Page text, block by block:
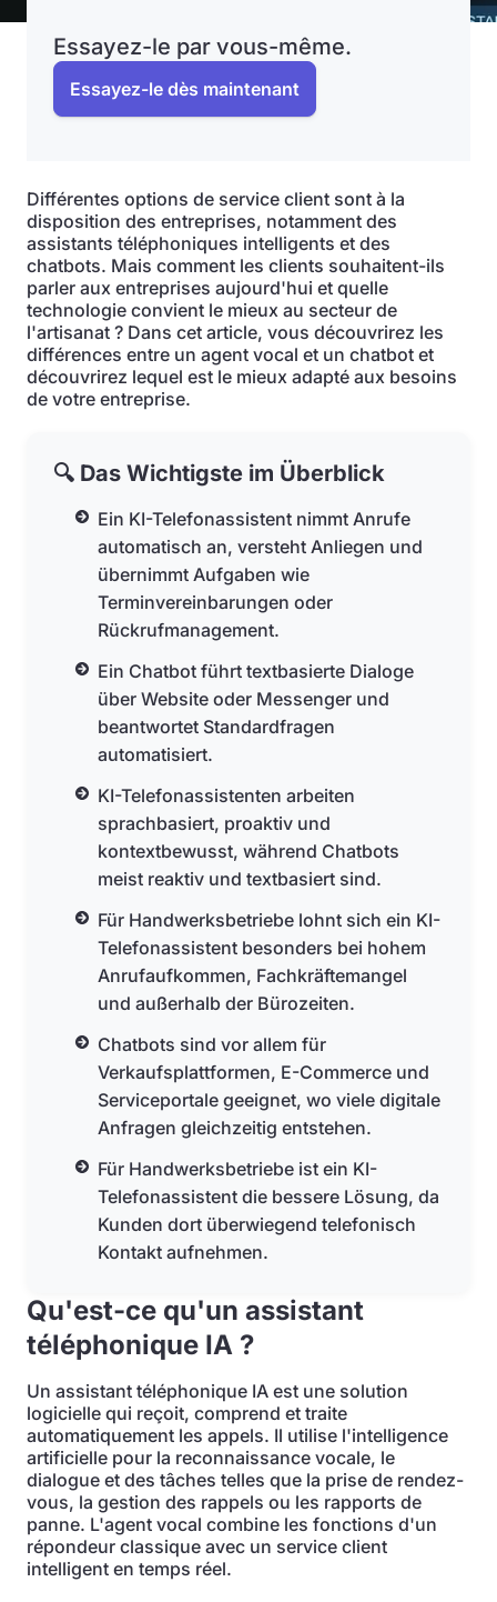
Essayez-le par vous-même.
Essayez-le dès maintenant
Différentes options de service client sont à la
disposition des entreprises, notamment des
assistants téléphoniques intelligents et des
chatbots. Mais comment les clients souhaitent-ils
parler aux entreprises aujourd'hui et quelle
technologie convient le mieux au secteur de
l'artisanat ? Dans cet article, vous découvrirez les
différences entre un agent vocal et un chatbot et
découvrirez lequel est le mieux adapté aux besoins
de votre entreprise.
🔍 Das Wichtigste im Überblick
Ein KI-Telefonassistent nimmt Anrufe
automatisch an, versteht Anliegen und
übernimmt Aufgaben wie
Terminvereinbarungen oder
Rückrufmanagement.
Ein Chatbot führt textbasierte Dialoge
über Website oder Messenger und
beantwortet Standardfragen
automatisiert.
KI-Telefonassistenten arbeiten
sprachbasiert, proaktiv und
kontextbewusst, während Chatbots
meist reaktiv und textbasiert sind.
Für Handwerksbetriebe lohnt sich ein KI-
Telefonassistent besonders bei hohem
Anrufaufkommen, Fachkräftemangel
und außerhalb der Bürozeiten.
Chatbots sind vor allem für
Verkaufsplattformen, E-Commerce und
Serviceportale geeignet, wo viele digitale
Anfragen gleichzeitig entstehen.
Für Handwerksbetriebe ist ein KI-
Telefonassistent die bessere Lösung, da
Kunden dort überwiegend telefonisch
Kontakt aufnehmen.
Qu'est-ce qu'un assistant
téléphonique IA ?
Un assistant téléphonique IA est une solution
logicielle qui reçoit, comprend et traite
automatiquement les appels. Il utilise l'intelligence
artificielle pour la reconnaissance vocale, le
dialogue et des tâches telles que la prise de rendez-
vous, la gestion des rappels ou les rapports de
panne. L'agent vocal combine les fonctions d'un
répondeur classique avec un service client
intelligent en temps réel.